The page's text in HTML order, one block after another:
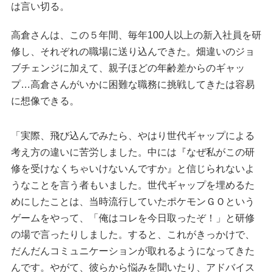
は言い切る。
高倉さんは、この５年間、毎年100人以上の新入社員を研
修し、それぞれの職場に送り込んできた。畑違いのジョ
ブチェンジに加えて、親子ほどの年齢差からのギャッ
プ…高倉さんがいかに困難な職務に挑戦してきたは容易
に想像できる。
「実際、飛び込んでみたら、やはり世代ギャップによる
考え方の違いに苦労しました。中には『なぜ私がこの研
修を受けなくちゃいけないんですか』と信じられないよ
うなことを言う者もいました。世代ギャップを埋めるた
めにしたことは、当時流行していたポケモンＧＯという
ゲームをやって、「俺はコレを今日取ったぞ！」と研修
の場で言ったりしました。すると、これがきっかけで、
だんだんコミュニケーションが取れるようになってきた
んです。やがて、彼らから悩みを聞いたり、アドバイス